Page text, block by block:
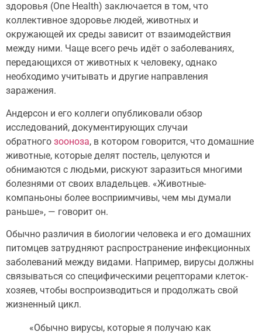
здоровья (One Health) заключается в том, что
коллективное здоровье людей, животных и
окружающей их среды зависит от взаимодействия
между ними. Чаще всего речь идёт о заболеваниях,
передающихся от животных к человеку, однако
необходимо учитывать и другие направления
заражения.
Андерсон и его коллеги опубликовали обзор
исследований, документирующих случаи
обратного зооноза, в котором говорится, что домашние
животные, которые делят постель, целуются и
обнимаются с людьми, рискуют заразиться многими
болезнями от своих владельцев. «Животные-
компаньоны более восприимчивы, чем мы думали
раньше», — говорит он.
Обычно различия в биологии человека и его домашних
питомцев затрудняют распространение инфекционных
заболеваний между видами. Например, вирусы должны
связываться со специфическими рецепторами клеток-
хозяев, чтобы воспроизводиться и продолжать свой
жизненный цикл.
«Обычно вирусы, которые я получаю как